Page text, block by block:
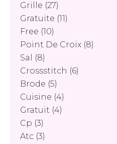
Grille (27)
Gratuite (11)
Free (10)
Point De Croix (8)
Sal
(8)
Crossstitch (6)
Brode (5)
Cuisine (4)
Gratuit (4)
Cp (3)
Atc (3)